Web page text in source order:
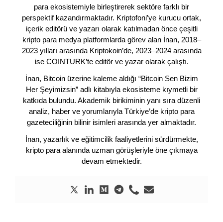
para ekosistemiyle birleştirerek sektöre farklı bir
perspektif kazandırmaktadır. Kriptofoni’ye kurucu ortak,
içerik editörü ve yazarı olarak katılmadan önce çeşitli
kripto para medya platformlarda görev alan İnan, 2018–
2023 yılları arasında Kriptokoin’de, 2023–2024 arasında
ise COINTURK’te editör ve yazar olarak çalıştı.
İnan, Bitcoin üzerine kaleme aldığı “Bitcoin Sen Bizim
Her Şeyimizsin” adlı kitabıyla ekosisteme kıymetli bir
katkıda bulundu. Akademik birikiminin yanı sıra düzenli
analiz, haber ve yorumlarıyla Türkiye’de kripto para
gazeteciliğinin bilinir isimleri arasında yer almaktadır.
İnan, yazarlık ve eğitimcilik faaliyetlerini sürdürmekte,
kripto para alanında uzman görüşleriyle öne çıkmaya
devam etmektedir.